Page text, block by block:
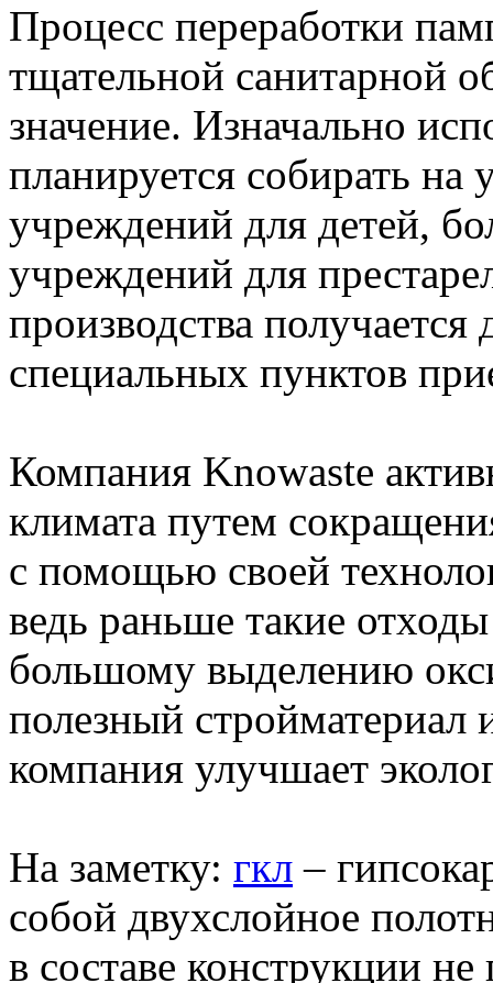
Процесс переработки
тщательной санитарной
значение. Изначально
планируется собирать
учреждений для детей,
учреждений для
производства получается
специальных пунктов
Компания Knowaste
климата путем
с помощью своей
ведь раньше такие
большому выделению
полезный стройматериал
компания улучшает
На заметку: гкл –
собой двухслойное
в составе конструкции